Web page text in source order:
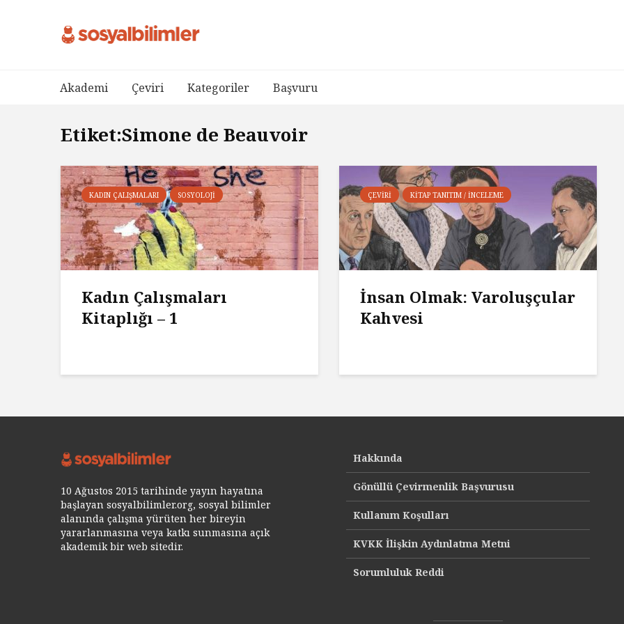
Akademi Çeviri Kategoriler Başvuru
Etiket:Simone de Beauvoir
KADIN ÇALIŞMALARI SOSYOLOJI
Kadın Çalışmaları
Kitaplığı – 1
ÇEVIRI KITAP TANITIM / İNCELEME
İnsan Olmak: Varoluşçular
Kahvesi
10 Ağustos 2015 tarihinde yayın hayatına
başlayan sosyalbilimler.org, sosyal bilimler
alanında çalışma yürüten her bireyin
yararlanmasına veya katkı sunmasına açık
akademik bir web sitedir.
Hakkında
Gönüllü Çevirmenlik Başvurusu
Kullanım Koşulları
KVKK İlişkin Aydınlatma Metni
Sorumluluk Reddi